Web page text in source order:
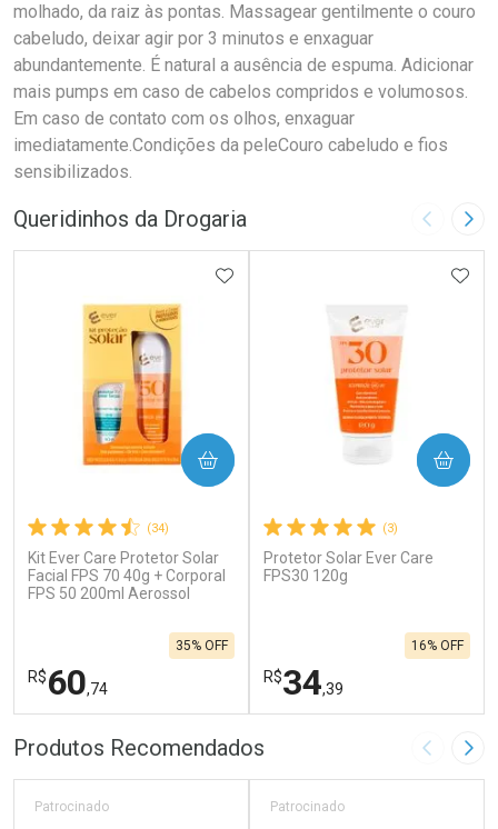
molhado, da raiz às pontas. Massagear gentilmente o couro
cabeludo, deixar agir por 3 minutos e enxaguar
abundantemente. É natural a ausência de espuma. Adicionar
mais pumps em caso de cabelos compridos e volumosos.
Em caso de contato com os olhos, enxaguar
imediatamente.Condições da peleCouro cabeludo e fios
sensibilizados.
Queridinhos da Drogaria Imagem
(34)
Kit Ever Care Protetor Solar
Facial FPS 70 40g + Corporal
FPS 50 200ml Aerossol
R$60,74
35% OFF
ADICIONAR AOS FAVORITOS
COMPRAR
FECHAR
Laboratório
FECHAR
Por Menos
(3)
Protetor Solar Ever Care
FPS30 120g
R$34,39
16% OFF
COMPRAR
Laboratório
Por Menos
Produtos Recomendados Imagem
Patrocinado Patrocinado